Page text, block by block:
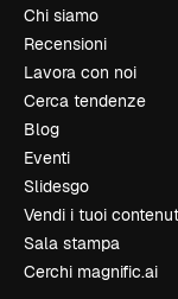
Chi siamo
Recensioni
Lavora con noi
Cerca tendenze
Blog
Eventi
Slidesgo
Vendi i tuoi
Sala stampa
Cerchi magnific.ai